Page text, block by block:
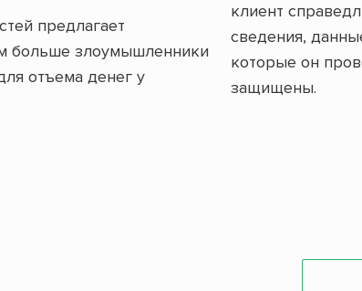
предлагает
больше злоумышленники
отъема денег у
клиент
сведения,
которые он
защищены.